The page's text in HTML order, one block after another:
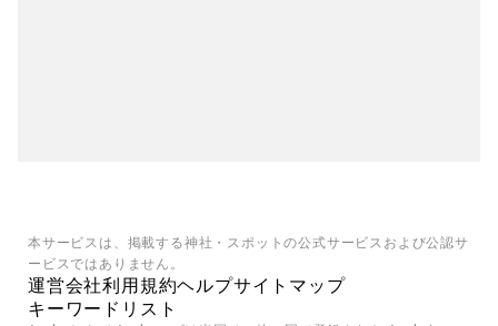
本サービスは、掲載する神社・スポットの公式サービスおよび公認サ
ービスではありません。
運営会社利用規約ヘルプサイトマップ
キーワードリスト